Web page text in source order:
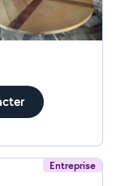
Entreprise